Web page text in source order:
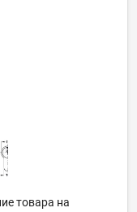
товара на